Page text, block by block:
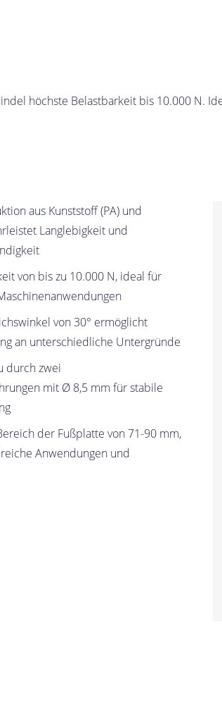
höchste Belastbarkeit bis 10.000 N.
aus Kunststoff (PA) und
Langlebigkeit und
von bis zu 10.000 N, ideal für
von 30° ermöglicht
an unterschiedliche Untergründe
durch zwei
mit Ø 8,5 mm für stabile
der Fußplatte von 71-90 mm,
Anwendungen und